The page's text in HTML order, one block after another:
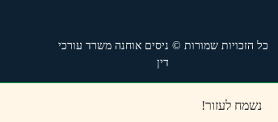
כל הזכויות שמורות © ניסים אוחנה משרד עורכי
דין
נשמח לעזור!